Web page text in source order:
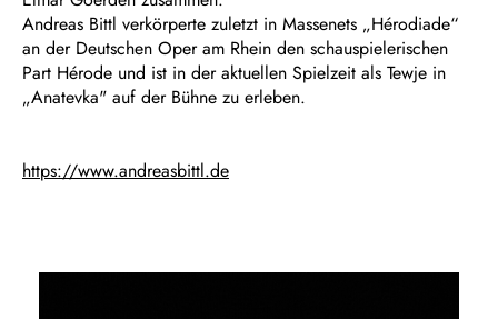
Andreas Bittl verkörperte zuletzt in Massenets „Hérodiade“
an der Deutschen Oper am Rhein den schauspielerischen
Part Hérode und ist in der aktuellen Spielzeit als Tewje in
„Anatevka" auf der Bühne zu erleben.
https://www.andreasbittl.de